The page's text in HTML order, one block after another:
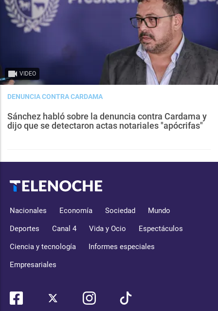
VIDEO
DENUNCIA CONTRA CARDAMA
Sánchez habló sobre la denuncia contra Cardama y
dijo que se detectaron actas notariales "apócrifas"
Nacionales Economía Sociedad Mundo
Deportes Canal 4 Vida y Ocio Espectáculos
Ciencia y tecnología Informes especiales
Empresariales